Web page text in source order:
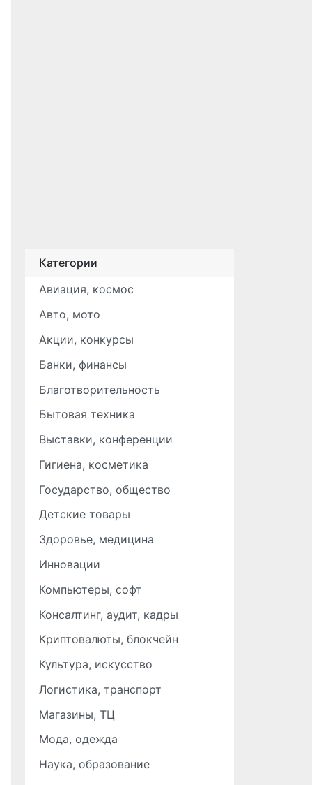
Категории
Авиация, космос
Авто, мото
Акции, конкурсы
Банки, финансы
Благотворительность
Бытовая техника
Выставки, конференции
Гигиена, косметика
Государство, общество
Детские товары
Здоровье, медицина
Инновации
Компьютеры, софт
Консалтинг, аудит, кадры
Криптовалюты, блокчейн
Культура, искусство
Логистика, транспорт
Магазины, ТЦ
Мода, одежда
Наука, образование